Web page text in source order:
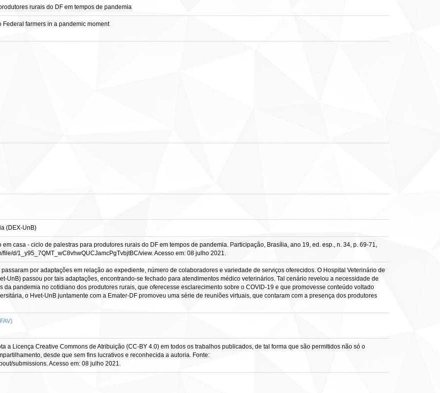
rurais do DF em tempos de pandemia
Federal farmers in a pandemic moment
(DEX-UnB)
casa - ciclo de palestras para produtores rurais do DF em tempos de pandemia. Participação, Brasília, ano 19, ed. esp., n. 34, p. 69-71,
d/1_y95_7QMT_wC8vhwQUCJamcPgTvbjtBC/view. Acesso em: 08 julho 2021.
por adaptações em relação ao expediente, número de colaboradores e variedade de serviços oferecidos. O Hospital Veterinário de
UnB) passou por tais adaptações, encontrando-se fechado para atendimentos médico veterinários. Tal cenário revelou a necessidade de
da pandemia no cotidiano dos produtores rurais, que oferecesse esclarecimento sobre o COVID-19 e que promovesse conteúdo voltado
o Hvet-UnB juntamente com a Emater-DF promoveu uma série de reuniões virtuais, que contaram com a presença dos produtores
a Licença Creative Commons de Atribuição (CC-BY 4.0) em todos os trabalhos publicados, de tal forma que são permitidos não só o
desde que sem fins lucrativos e reconhecida a autoria. Fonte:
submissions. Acesso em: 08 julho 2021.